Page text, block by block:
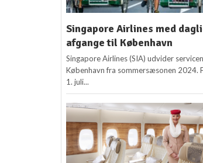
Singapore Airlines med
afgange til København
Singapore Airlines (SIA) udvider
København fra sommersæsonen 2024.
1. juli...